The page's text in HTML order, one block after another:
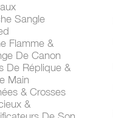
Sangle
Flamme &
De Canon
De Réplique &
Main
& Crosses
&